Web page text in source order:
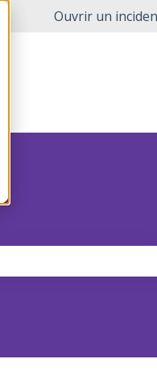
Ouvrir un